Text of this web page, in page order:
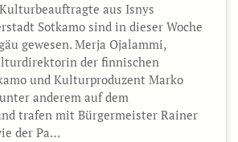
aus Isnys
Sotkamo sind in dieser Woche
gewesen. Merja Ojalammi,
der finnischen
und Kulturproduzent Marko
anderem auf dem
trafen mit Bürgermeister Rainer
der Pa…